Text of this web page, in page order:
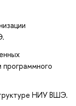
программного
НИУ ВШЭ.